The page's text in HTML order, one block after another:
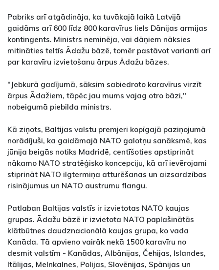
Pabriks arī atgādināja, ka tuvākajā laikā Latvijā
gaidāms arī 600 līdz 800 karavīrus liels Dānijas armijas
kontingents. Ministrs neminēja, vai dāņiem nāksies
mitināties teltīs Ādažu bāzē, tomēr pastāvot varianti arī
par karavīru izvietošanu ārpus Ādažu bāzes.
"Jebkurā gadījumā, sāksim sabiedroto karavīrus virzīt
ārpus Ādažiem, tāpēc jau mums vajag otro bāzi,"
nobeigumā piebilda ministrs.
Kā ziņots, Baltijas valstu premjeri kopīgajā paziņojumā
norādījuši, ka gaidāmajā NATO galotņu sanāksmē, kas
jūnija beigās notiks Madridē, centīšoties apstiprināt
nākamo NATO stratēģisko koncepciju, kā arī ievērojami
stiprināt NATO ilgtermiņa atturēšanas un aizsardzības
risinājumus un NATO austrumu flangu.
Patlaban Baltijas valstīs ir izvietotas NATO kaujas
grupas. Ādažu bāzē ir izvietota NATO paplašinātās
klātbūtnes daudznacionālā kaujas grupa, ko vada
Kanāda. Tā apvieno vairāk nekā 1500 karavīru no
desmit valstīm - Kanādas, Albānijas, Čehijas, Islandes,
Itālijas, Melnkalnes, Polijas, Slovēnijas, Spānijas un